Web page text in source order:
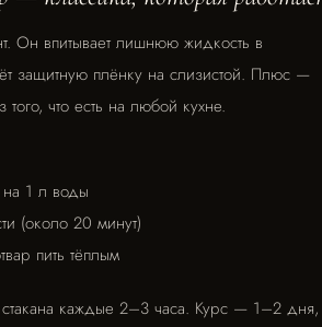
Он впитывает лишнюю жидкость в
защитную плёнку на слизистой. Плюс —
того, что есть на любой кухне.
1 л воды
(около 20 минут)
пить тёплым
каждые 2–3 часа. Курс — 1–2 дня,